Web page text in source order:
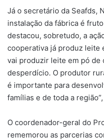
Já o secretário da Seafds,
instalação da fábrica é
destacou, sobretudo, a
cooperativa já produz leite
vai produzir leite em pó de
desperdício. O produtor
é importante para
famílias e de toda a
O coordenador-geral do
rememorou as parcerias